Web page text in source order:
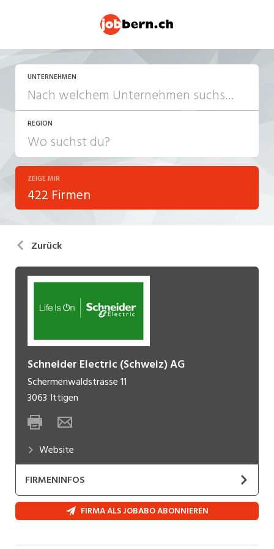
UNTERNEHMEN
REGION
ZEIGE MIR
422 Firmen
Zurück
Schneider Electric (Schweiz) AG
Schermenwaldstrasse 11
3063 Ittigen
Website
FIRMENINFOS
Wir bei Schneider glauben, dass derZugang zu
Energie und digitaler Technologieein
FIRMA ALS JOBABO ABONNIEREN